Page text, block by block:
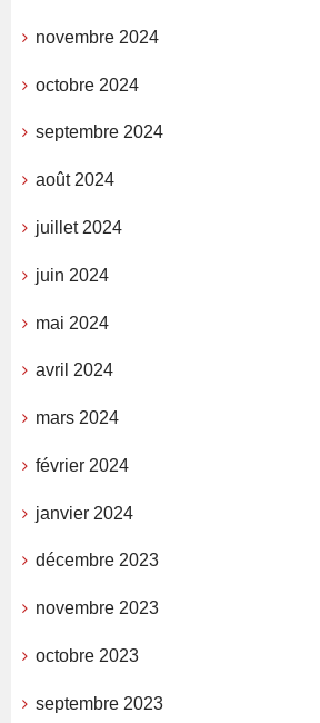
novembre 2024
octobre 2024
septembre 2024
août 2024
juillet 2024
juin 2024
mai 2024
avril 2024
mars 2024
février 2024
janvier 2024
décembre 2023
novembre 2023
octobre 2023
septembre 2023